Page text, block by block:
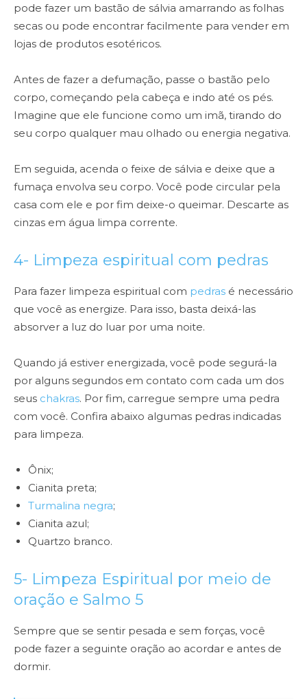
pode fazer um bastão de sálvia amarrando as folhas
secas ou pode encontrar facilmente para vender em
lojas de produtos esotéricos.
Antes de fazer a defumação, passe o bastão pelo
corpo, começando pela cabeça e indo até os pés.
Imagine que ele funcione como um imã, tirando do
seu corpo qualquer mau olhado ou energia negativa.
Em seguida, acenda o feixe de sálvia e deixe que a
fumaça envolva seu corpo. Você pode circular pela
casa com ele e por fim deixe-o queimar. Descarte as
cinzas em água limpa corrente.
4- Limpeza espiritual com pedras
Para fazer limpeza espiritual com pedras é necessário
que você as energize. Para isso, basta deixá-las
absorver a luz do luar por uma noite.
Quando já estiver energizada, você pode segurá-la
por alguns segundos em contato com cada um dos
seus chakras. Por fim, carregue sempre uma pedra
com você. Confira abaixo algumas pedras indicadas
para limpeza.
Ônix;
Cianita preta;
Turmalina negra;
Cianita azul;
Quartzo branco.
5- Limpeza Espiritual por meio de
oração e Salmo 5
Sempre que se sentir pesada e sem forças, você
pode fazer a seguinte oração ao acordar e antes de
dormir.